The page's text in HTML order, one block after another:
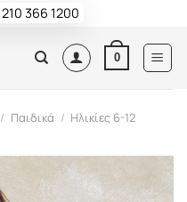
210 366 1200
0
/ Παιδικά / Ηλικίες 6-12